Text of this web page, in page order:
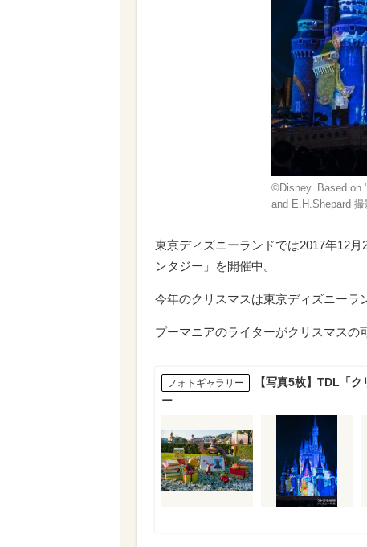
©Disney. Based on
and E.H.Shepard 撮
東京ディズニーランドでは2017年12
ンタジー」を開催中。
今年のクリスマスは東京ディズニーラ
プーマニアのライターがクリスマスの
フォトギャラリー
【写真5枚】TDL「
ー